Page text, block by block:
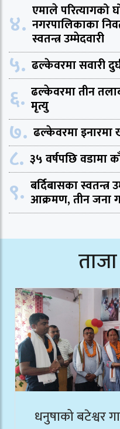
४. एमाले परित्यागको
नगरपालिकाका
स्वतन्त्र उम्मेदवारी
५. ढल्केवरमा सवारी
६. ढल्केवरमा तीन
मृत्यु
७. ढल्केवरमा
८. ३५ वर्षपछि वडामा
९. बर्दिबासका स्वतन्त्र
आक्रमण, तीन जना
धनुषाको बटेश्वर